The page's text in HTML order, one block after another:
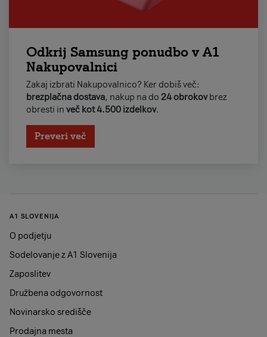
Odkrij Samsung ponudbo v A1
Nakupovalnici
Zakaj izbrati Nakupovalnico? Ker dobiš več:
brezplačna dostava, nakup na do 24 obrokovbrez
obresti in več kot 4.500 izdelkov.
Preveri več
A1 SLOVENIJA
O podjetju
Sodelovanje z A1 Slovenija
Zaposlitev
Družbena odgovornost
Novinarsko središče
Prodajna mesta